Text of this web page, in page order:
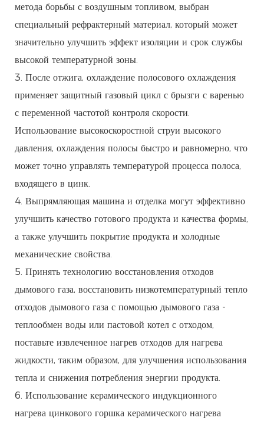
метода борьбы с воздушным топливом, выбран
специальный рефрактерный материал, который может
значительно улучшить эффект изоляции и срок службы
высокой температурной зоны.
3. После отжига, охлаждение полосового охлаждения
применяет защитный газовый цикл с брызги с варенью
с переменной частотой контроля скорости.
Использование высокоскоростной струи высокого
давления, охлаждения полосы быстро и равномерно, что
может точно управлять температурой процесса полоса,
входящего в цинк.
4. Выпрямляющая машина и отделка могут эффективно
улучшить качество готового продукта и качества формы,
а также улучшить покрытие продукта и холодные
механические свойства.
5. Принять технологию восстановления отходов
дымового газа, восстановить низкотемпературный тепло
отходов дымового газа с помощью дымового газа -
теплообмен воды или пастовой котел с отходом,
поставьте извлеченное нагрев отходов для нагрева
жидкости, таким образом, для улучшения использования
тепла и снижения потребления энергии продукта.
6. Использование керамического индукционного
нагрева цинкового горшка керамического нагрева